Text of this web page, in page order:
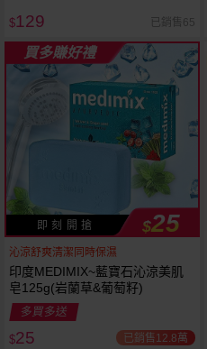
$129 已銷售65
買多賺好禮
即 刻 開 搶 $25
沁涼舒爽清潔同時保濕
印度MEDIMIX~藍寶石沁涼美肌
皂125g(岩蘭草&葡萄籽)
多買多送
$25 已銷售12.8萬